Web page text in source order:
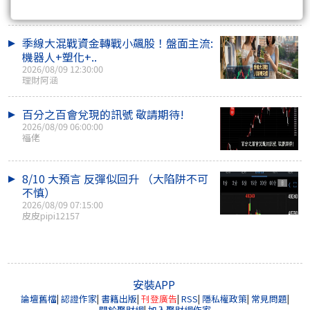
季線大混戰資金轉戰小飆股！盤面主流:
機器人+塑化+..
2026/08/09 12:30:00
理財阿涵
百分之百會兌現的訊號 敬請期待!
2026/08/09 06:00:00
福佬
8/10 大預言 反彈似回升 （大陷阱不可
不慎）
2026/08/09 07:15:00
皮皮pipi12157
安裝APP
論壇舊檔| 認證作家| 書籍出版| 刊登廣告| RSS| 隱私權政策| 常見問題|